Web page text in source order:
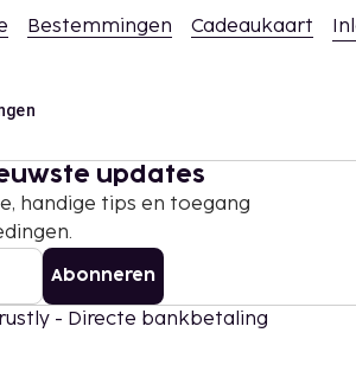
Bestemmingen Cadeaukaart
updates
handige tips en toegang
Abonneren